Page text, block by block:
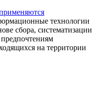
технологии
сбора, систематизации
на территории